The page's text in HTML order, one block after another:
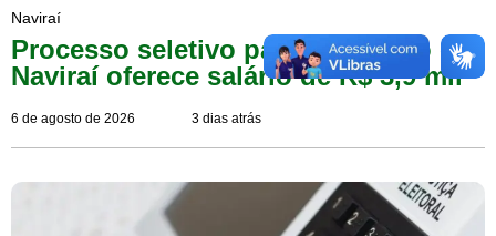
Naviraí
Processo seletivo para topógrafo em
Naviraí oferece salário de R$ 3,9 mil
6 de agosto de 2026 3 dias atrás